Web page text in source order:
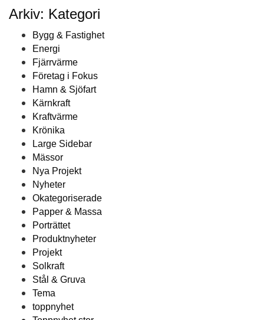
Arkiv: Kategori
Bygg & Fastighet
Energi
Fjärrvärme
Företag i Fokus
Hamn & Sjöfart
Kärnkraft
Kraftvärme
Krönika
Large Sidebar
Mässor
Nya Projekt
Nyheter
Okategoriserade
Papper & Massa
Porträttet
Produktnyheter
Projekt
Solkraft
Stål & Gruva
Tema
toppnyhet